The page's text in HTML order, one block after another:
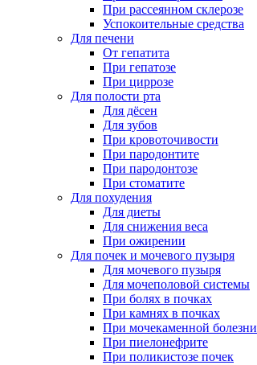
При рассеянном склерозе
Успокоительные средства
Для печени
От гепатита
При гепатозе
При циррозе
Для полости рта
Для дёсен
Для зубов
При кровоточивости
При пародонтите
При пародонтозе
При стоматите
Для похудения
Для диеты
Для снижения веса
При ожирении
Для почек и мочевого пузыря
Для мочевого пузыря
Для мочеполовой системы
При болях в почках
При камнях в почках
При мочекаменной болезни
При пиелонефрите
При поликистозе почек